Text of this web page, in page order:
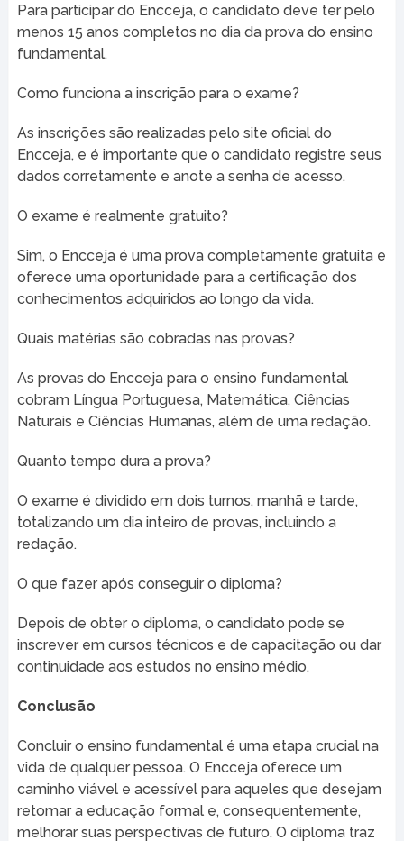
Para participar do Encceja, o candidato deve ter pelo
menos 15 anos completos no dia da prova do ensino
fundamental.
Como funciona a inscrição para o exame?
As inscrições são realizadas pelo site oficial do
Encceja, e é importante que o candidato registre seus
dados corretamente e anote a senha de acesso.
O exame é realmente gratuito?
Sim, o Encceja é uma prova completamente gratuita e
oferece uma oportunidade para a certificação dos
conhecimentos adquiridos ao longo da vida.
Quais matérias são cobradas nas provas?
As provas do Encceja para o ensino fundamental
cobram Língua Portuguesa, Matemática, Ciências
Naturais e Ciências Humanas, além de uma redação.
Quanto tempo dura a prova?
O exame é dividido em dois turnos, manhã e tarde,
totalizando um dia inteiro de provas, incluindo a
redação.
O que fazer após conseguir o diploma?
Depois de obter o diploma, o candidato pode se
inscrever em cursos técnicos e de capacitação ou dar
continuidade aos estudos no ensino médio.
Conclusão
Concluir o ensino fundamental é uma etapa crucial na
vida de qualquer pessoa. O Encceja oferece um
caminho viável e acessível para aqueles que desejam
retomar a educação formal e, consequentemente,
melhorar suas perspectivas de futuro. O diploma traz